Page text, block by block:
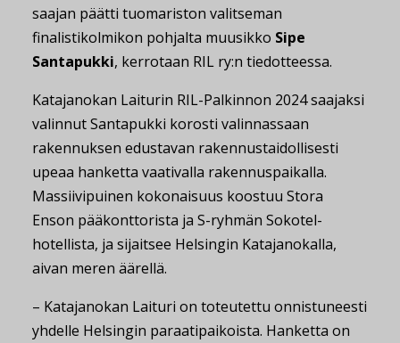
saajan päätti tuomariston valitseman
finalistikolmikon pohjalta muusikko Sipe
Santapukki, kerrotaan RIL ry:n tiedotteessa.
Katajanokan Laiturin RIL-Palkinnon 2024 saajaksi
valinnut Santapukki korosti valinnassaan
rakennuksen edustavan rakennustaidollisesti
upeaa hanketta vaativalla rakennuspaikalla.
Massiivipuinen kokonaisuus koostuu Stora
Enson pääkonttorista ja S-ryhmän Sokotel-
hotellista, ja sijaitsee Helsingin Katajanokalla,
aivan meren äärellä.
– Katajanokan Laituri on toteutettu onnistuneesti
yhdelle Helsingin paraatipaikoista. Hanketta on